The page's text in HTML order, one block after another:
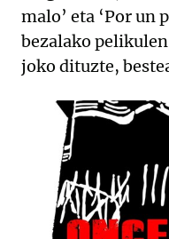
malo’ eta ‘Por un
bezalako
joko dituzte,